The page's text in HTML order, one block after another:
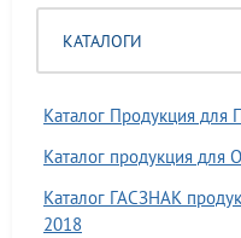
КАТАЛОГИ
Каталог Продукция
Каталог продукция
Каталог ГАСЗНАК
2018